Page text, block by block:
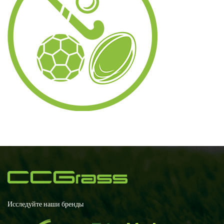
Исследуйте наши бренды